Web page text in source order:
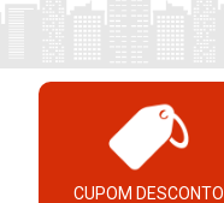
CUPOM DESCONTO